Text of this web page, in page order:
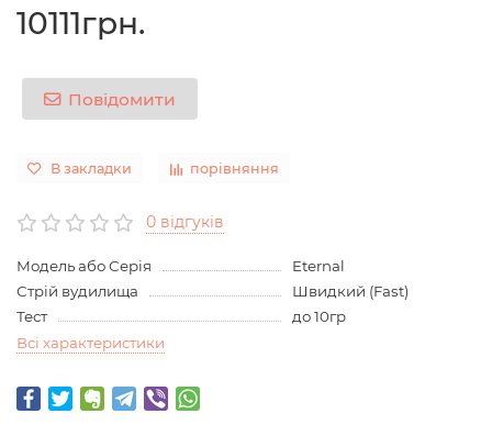
10111грн.
Повідомити
В закладки порівняння
0 відгуків
Модель або Серія
Eternal
Стрій вудилища
Швидкий (Fast)
Тест
до 10гр
Всі характеристики